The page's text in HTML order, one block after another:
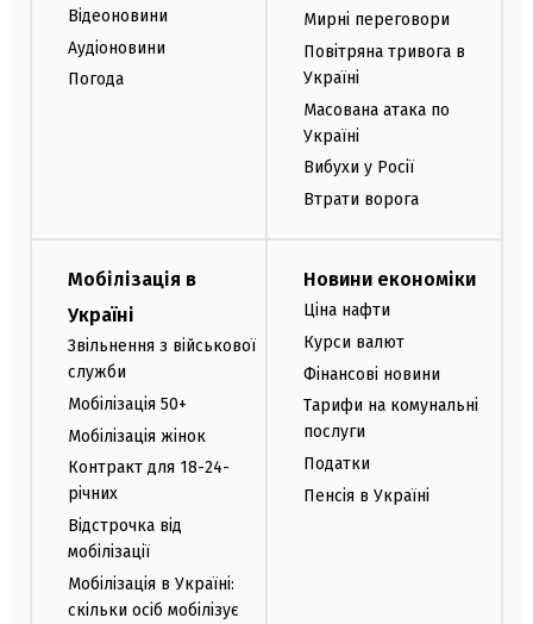
Відеоновини
Аудіоновини
Погода
Мирні переговори
Повітряна тривога в
Україні
Масована атака по
Україні
Вибухи у Росії
Втрати ворога
Мобілізація в
Україні
Звільнення з військової
служби
Мобілізація 50+
Мобілізація жінок
Контракт для 18-24-
річних
Відстрочка від
мобілізації
Мобілізація в Україні:
скільки осіб мобілізує
Новини економіки
Ціна нафти
Курси валют
Фінансові новини
Тарифи на комунальні
послуги
Податки
Пенсія в Україні